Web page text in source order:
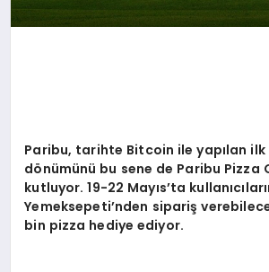
Paribu, tarihte Bitcoin ile yapılan ilk
dönümünü bu sene de Paribu Pizza
kutluyor. 19-22 Mayıs’ta
Yemeksepeti’nden sipariş
bin pizza hediye ediyor.